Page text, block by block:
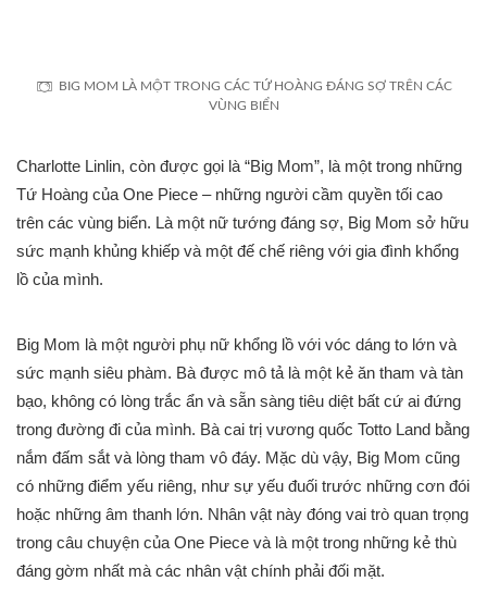
BIG MOM LÀ MỘT TRONG CÁC TỨ HOÀNG ĐÁNG SỢ TRÊN CÁC
VÙNG BIỂN
Charlotte Linlin, còn được gọi là “Big Mom”, là một trong những
Tứ Hoàng của One Piece – những người cầm quyền tối cao
trên các vùng biển. Là một nữ tướng đáng sợ, Big Mom sở hữu
sức mạnh khủng khiếp và một đế chế riêng với gia đình khổng
lồ của mình.
Big Mom là một người phụ nữ khổng lồ với vóc dáng to lớn và
sức mạnh siêu phàm. Bà được mô tả là một kẻ ăn tham và tàn
bạo, không có lòng trắc ẩn và sẵn sàng tiêu diệt bất cứ ai đứng
trong đường đi của mình. Bà cai trị vương quốc Totto Land bằng
nắm đấm sắt và lòng tham vô đáy. Mặc dù vậy, Big Mom cũng
có những điểm yếu riêng, như sự yếu đuối trước những cơn đói
hoặc những âm thanh lớn. Nhân vật này đóng vai trò quan trọng
trong câu chuyện của One Piece và là một trong những kẻ thù
đáng gờm nhất mà các nhân vật chính phải đối mặt.